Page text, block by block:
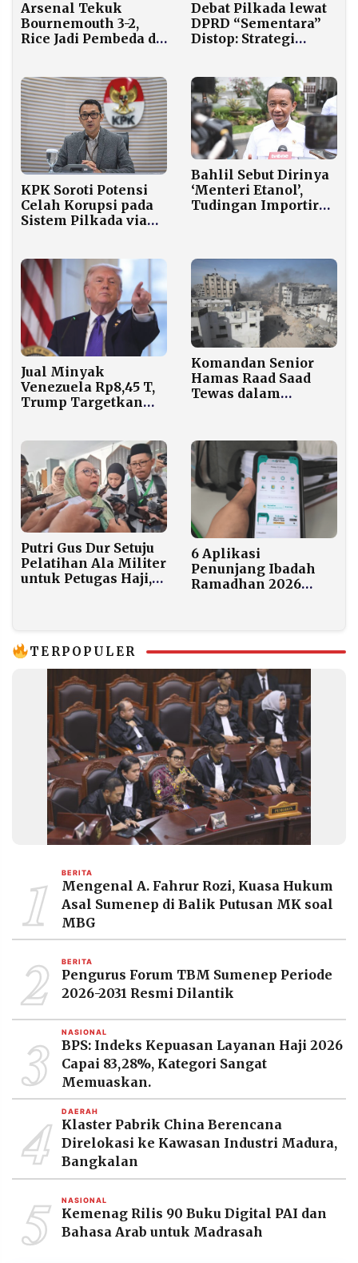
Arsenal Tekuk
Bournemouth 3-2,
Rice Jadi Pembeda di
Debat Pilkada lewat
DPRD “Sementara”
Distop: Strategi
KPK Soroti Potensi
Celah Korupsi pada
Sistem Pilkada via
Bahlil Sebut Dirinya
‘Menteri Etanol’,
Tudingan Importir
Jual Minyak
Venezuela Rp8,45 T,
Trump Targetkan
Komandan Senior
Hamas Raad Saad
Tewas dalam
Putri Gus Dur Setuju
Pelatihan Ala Militer
untuk Petugas Haji,
6 Aplikasi
Penunjang Ibadah
Ramadhan 2026
TERPOPULER
1 BERITA
Mengenal A. Fahrur Rozi, Kuasa Hukum
Asal Sumenep di Balik Putusan MK soal
MBG
2 BERITA
Pengurus Forum TBM Sumenep Periode
2026-2031 Resmi Dilantik
3 NASIONAL
BPS: Indeks Kepuasan Layanan Haji 2026
Capai 83,28%, Kategori Sangat
Memuaskan.
4 DAERAH
Klaster Pabrik China Berencana
Direlokasi ke Kawasan Industri Madura,
Bangkalan
5 NASIONAL
Kemenag Rilis 90 Buku Digital PAI dan
Bahasa Arab untuk Madrasah